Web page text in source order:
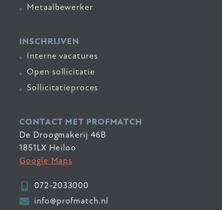
Metaalbewerker
INSCHRIJVEN
Interne vacatures
Open sollicitatie
Sollicitatieproces
CONTACT MET PROFMATCH
De Droogmakerij 46B
1851LX Heiloo
Google Maps
072-2033000
info@profmatch.nl